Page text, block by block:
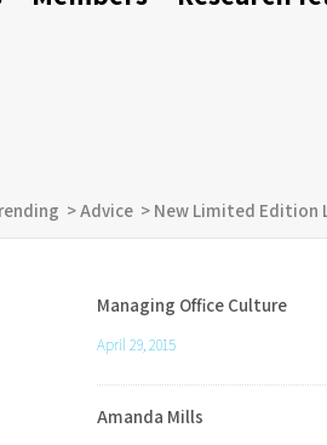
>Advice > New Limited Edition
Managing Office Culture
April 29, 2015
Amanda Mills